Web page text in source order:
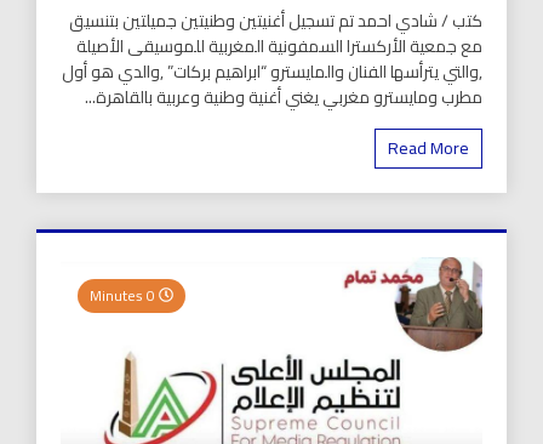
كتب / شادي احمد تم تسجيل أغنيتين وطنيتين جميلتين بتنسيق
مع جمعية الأركسترا السمفونية المغربية للموسيقى الأصيلة
,والتي يترأسها الفنان والمايسترو “ابراهيم بركات” ,والدي هو أول
مطرب ومايسترو مغربي يغني أغنية وطنية وعربية بالقاهرة...
Read More